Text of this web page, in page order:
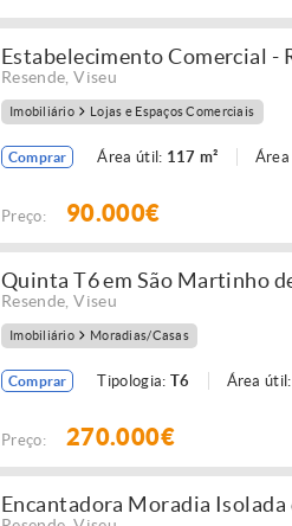
Estabelecimento Comercial -
Resende ,Viseu
Imobiliário Lojas e Espaços Comerciais
Comprar Área útil: 117 m²
Preço: 90.000€
Quinta T6 em São Martinho
Resende ,Viseu
Imobiliário Moradias/Casas
Comprar Tipologia: T6 Área
Preço: 270.000€
Encantadora Moradia Isolada